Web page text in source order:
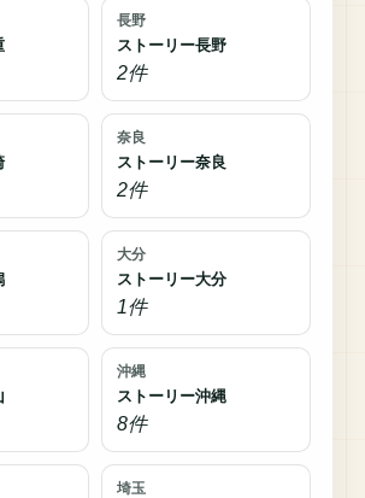
長野
ストーリー長野
2件
奈良
ストーリー奈良
2件
大分
ストーリー大分
1件
沖縄
ストーリー沖縄
8件
埼玉